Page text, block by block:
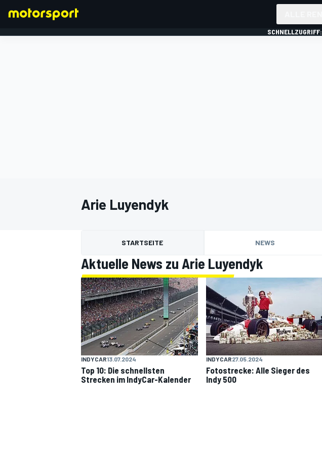
MOTOGP
SCHNELLZUGRIFF:
Arie Luyendyk
STARTSEITE NEWS
Aktuelle News zu Arie Luyendyk
INDYCAR13.07.2024
Top 10: Die schnellsten
Strecken im IndyCar-Kalender
INDYCAR27.05.2024
Fotostrecke: Alle Sieger des
Indy 500